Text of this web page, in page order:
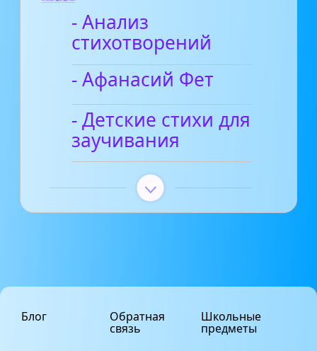
- Анализ
стихотворений
- Афанасий Фет
- Детские стихи для
заучивания
Блог Обратная
связь
Школьные
предметы